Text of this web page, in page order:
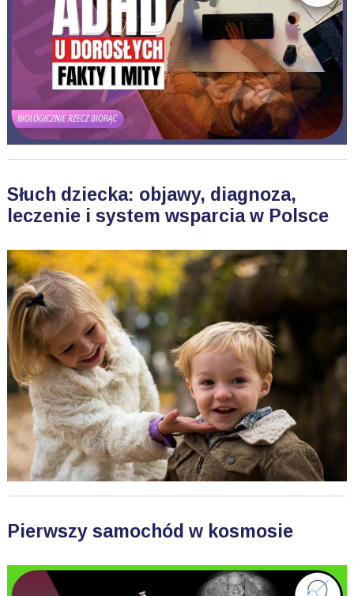
Słuch dziecka: objawy, diagnoza,
leczenie i system wsparcia w Polsce
Pierwszy samochód w kosmosie